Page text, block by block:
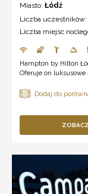
Miasto: Łódź
Liczba uczestników:
Liczba miejsc
Hampton by Hilton
Oferuje on
ZOBACZ